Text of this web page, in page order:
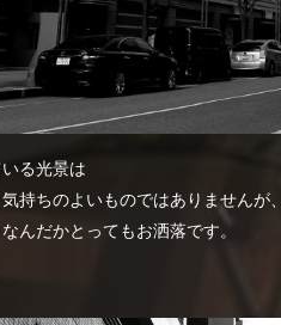
る光景は
持ちのよいものではありませんが
んだかとってもお洒落です。